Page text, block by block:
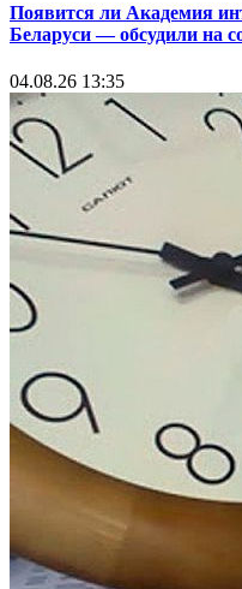
Появится ли Академия
Беларуси — обсудили на
04.08.26 13:35